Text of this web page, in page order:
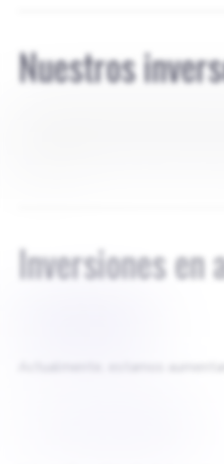
Nuestros
Inversiones en